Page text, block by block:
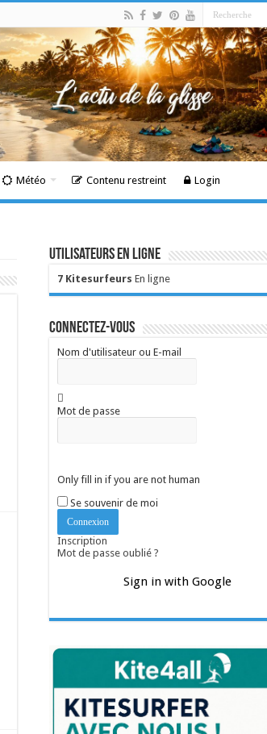
Météo Contenu restreint Login
Utilisateurs en ligne
7 Kitesurfeurs En ligne
Connectez-vous
Nom d'utilisateur ou E-mail
Mot de passe
Only fill in if you are not human
Se souvenir de moi
Inscription
Mot de passe oublié ?
Sign in with Google